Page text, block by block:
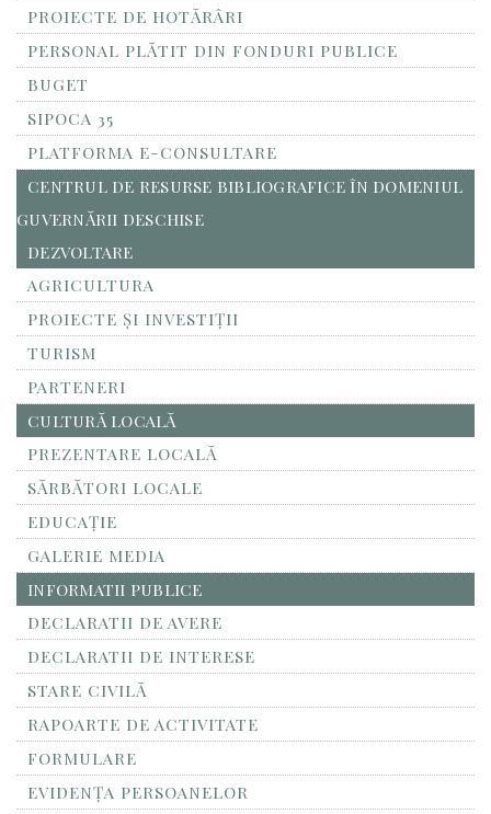
PROIECTE DE HOTĂRÂRI
PERSONAL PLĂTIT DIN FONDURI PUBLICE
BUGET
SIPOCA 35
PLATFORMA E-CONSULTARE
CENTRUL DE RESURSE BIBLIOGRAFICE ÎN DOMENIUL
GUVERNĂRII DESCHISE
DEZVOLTARE
AGRICULTURA
PROIECTE ȘI INVESTIȚII
TURISM
PARTENERI
CULTURĂ LOCALĂ
PREZENTARE LOCALĂ
SĂRBĂTORI LOCALE
EDUCAȚIE
GALERIE MEDIA
INFORMATII PUBLICE
DECLARATII DE AVERE
DECLARATII DE INTERESE
STARE CIVILĂ
RAPOARTE DE ACTIVITATE
FORMULARE
EVIDENȚA PERSOANELOR